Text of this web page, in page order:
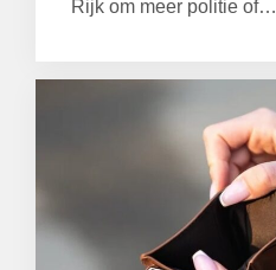
Rijk om meer politie of…